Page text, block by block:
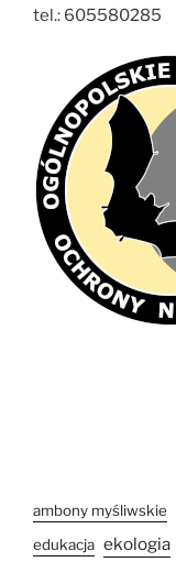
tel.: 605580285
ambony myśliwskie
edukacja ekologia